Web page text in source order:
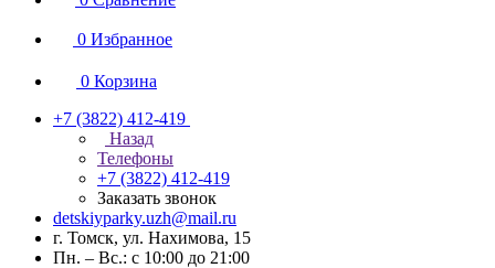
0 Избранное
0 Корзина
+7 (3822) 412-419
Назад
Телефоны
+7 (3822) 412-419
Заказать звонок
detskiyparky.uzh@mail.ru
г. Томск, ул. Нахимова, 15
Пн. – Вс.: с 10:00 до 21:00